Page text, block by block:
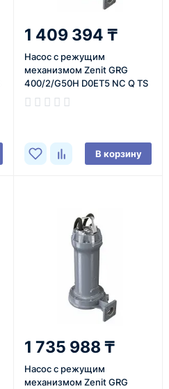
1 409 394 ₸
Насос с режущим
механизмом Zenit GRG
400/2/G50H D0ET5 NC Q TS
2SIC 10 401
В корзину
1 735 988 ₸
Насос с режущим
механизмом Zenit GRG